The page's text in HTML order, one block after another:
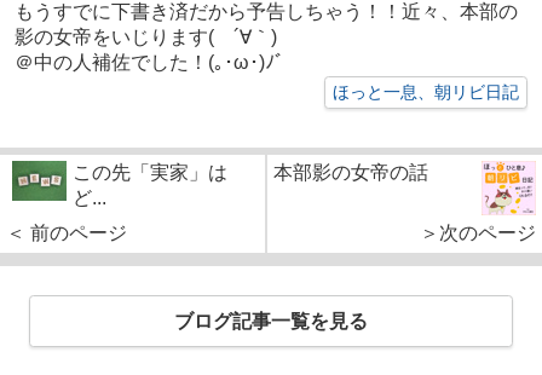
もうすでに下書き済だから予告しちゃう！！近々、本部の
影の女帝をいじります( ´∀｀)
＠中の人補佐でした！(｡･ω･)ﾉﾞ
ほっと一息、朝リビ日記
この先「実家」は
ど...
＜ 前のページ
本部影の女帝の話
＞次のページ
ブログ記事一覧を見る